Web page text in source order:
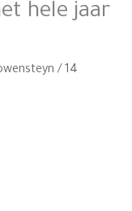
hele jaar
/ 14